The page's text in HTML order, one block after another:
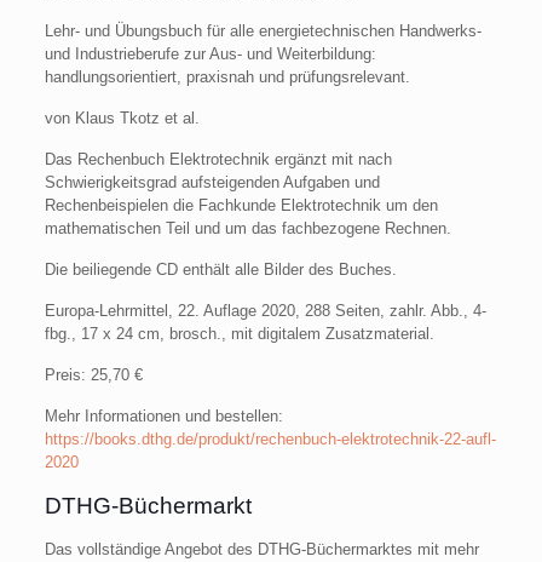
Lehr- und Übungsbuch für alle energietechnischen Handwerks-
und Industrieberufe zur Aus- und Weiterbildung:
handlungsorientiert, praxisnah und prüfungsrelevant.
von Klaus Tkotz et al.
Das Rechenbuch Elektrotechnik ergänzt mit nach
Schwierigkeitsgrad aufsteigenden Aufgaben und
Rechenbeispielen die Fachkunde Elektrotechnik um den
mathematischen Teil und um das fachbezogene Rechnen.
Die beiliegende CD enthält alle Bilder des Buches.
Europa-Lehrmittel, 22. Auflage 2020, 288 Seiten, zahlr. Abb., 4-
fbg., 17 x 24 cm, brosch., mit digitalem Zusatzmaterial.
Preis: 25,70 €
Mehr Informationen und bestellen:
https://books.dthg.de/produkt/rechenbuch-elektrotechnik-22-aufl-
2020
DTHG-Büchermarkt
Das vollständige Angebot des DTHG-Büchermarktes mit mehr